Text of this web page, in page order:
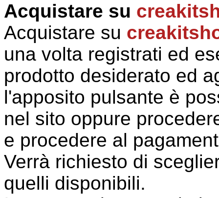
Acquistare su
Acquistare su
una volta registrati ed
prodotto desiderato ed
l'apposito pulsante è
nel sito oppure
e procedere al
Verrà richiesto di
quelli disponibili.